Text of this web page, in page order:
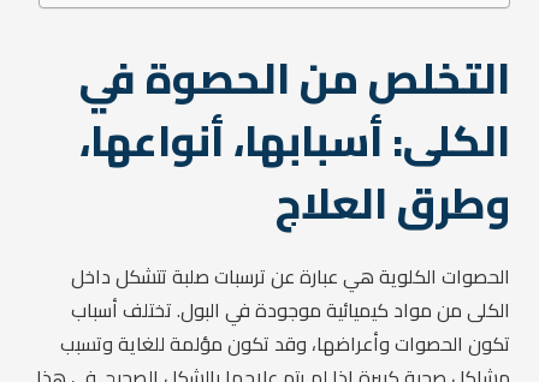
التخلص من الحصوة في
الكلى: أسبابها، أنواعها،
وطرق العلاج
الحصوات الكلوية هي عبارة عن ترسبات صلبة تتشكل داخل
الكلى من مواد كيميائية موجودة في البول. تختلف أسباب
تكون الحصوات وأعراضها، وقد تكون مؤلمة للغاية وتسبب